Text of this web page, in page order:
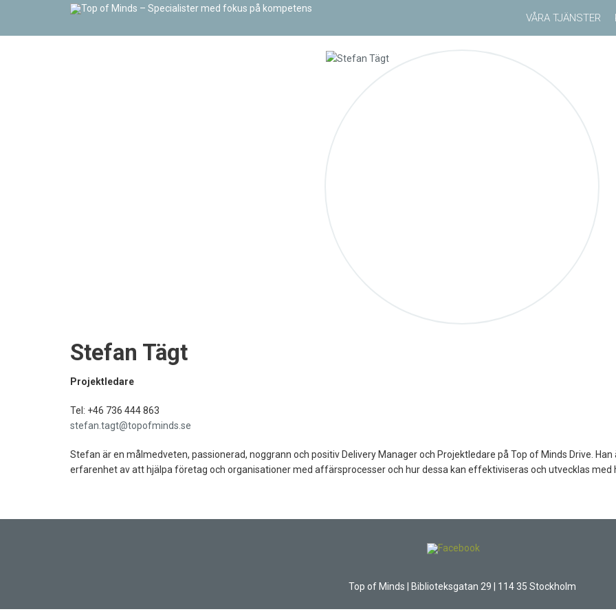
VÅRA TJÄNSTER
Stefan Tägt
Projektledare
Tel: +46 736 444 863
stefan.tagt@topofminds.se
Stefan är en målmedveten, passionerad, noggrann och positiv Delivery Manager och Projektledare på Top of Minds Drive.
erfarenhet av att hjälpa företag och organisationer med affärsprocesser och hur dessa kan effektiviseras och utvecklas med
Top of Minds | Biblioteksgatan 29 | 114 35 Stockholm